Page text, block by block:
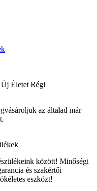
Életet Régi
az általad már
között! Minőségi
és szakértői
eszközt!